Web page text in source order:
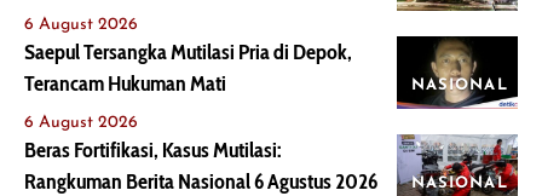
6 August 2026
NASIONAL
Saepul Tersangka Mutilasi Pria di Depok,
Terancam Hukuman Mati
6 August 2026
NASIONAL
Beras Fortifikasi, Kasus Mutilasi:
Rangkuman Berita Nasional 6 Agustus 2026